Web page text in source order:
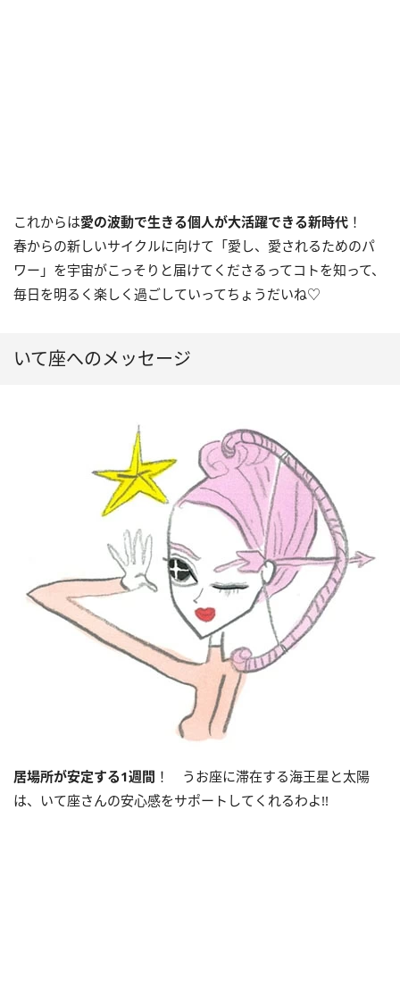
これからは愛の波動で生きる個人が大活躍できる新時代 ！
春からの新しいサイクルに向けて「愛し、愛されるためのパ
ワー」を宇宙がこっそりと届けてくださるってコトを知って、
毎日を明るく楽しく過ごしていってちょうだいね♡
いて座へのメッセージ
居場所が安定する1週間 ！ うお座に滞在する海王星と太陽
は、いて座さんの安心感をサポートしてくれるわよ!!